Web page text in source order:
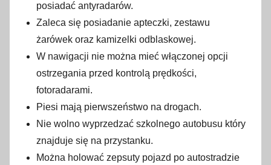
posiadać antyradarów.
Zaleca się posiadanie apteczki, zestawu
żarówek oraz kamizelki odblaskowej.
W nawigacji nie można mieć włączonej opcji
ostrzegania przed kontrolą prędkości,
fotoradarami.
Piesi mają pierwszeństwo na drogach.
Nie wolno wyprzedzać szkolnego autobusu który
znajduje się na przystanku.
Można holować zepsuty pojazd po autostradzie